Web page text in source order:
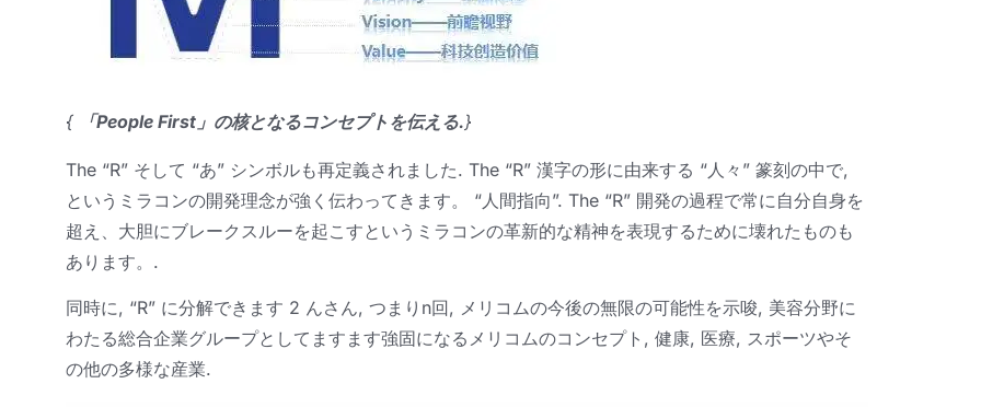
{ 「People First」の核となるコンセプトを伝える.}
The “R” そして “あ” シンボルも再定義されました. The “R” 漢字の形に由来する “人々” 篆刻の中で,
というミラコンの開発理念が強く伝わってきます。 “人間指向”. The “R” 開発の過程で常に自分自身を
超え、大胆にブレークスルーを起こすというミラコンの革新的な精神を表現するために壊れたものも
あります。.
同時に, “R” に分解できます 2 んさん, つまりn回, メリコムの今後の無限の可能性を示唆, 美容分野に
わたる総合企業グループとしてますます強固になるメリコムのコンセプト, 健康, 医療, スポーツやそ
の他の多様な産業.